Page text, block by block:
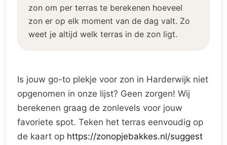
zon om per terras te berekenen hoeveel
zon er op elk moment van de dag valt. Zo
weet je altijd welk terras in de zon ligt.
Is jouw go-to plekje voor zon in Harderwijk niet
opgenomen in onze lijst? Geen zorgen! Wij
berekenen graag de zonlevels voor jouw
favoriete spot. Teken het terras eenvoudig op
de kaart op https://zonopjebakkes.nl/suggest